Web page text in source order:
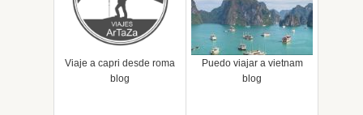
Viaje a capri desde roma
blog
Puedo viajar a vietnam
blog